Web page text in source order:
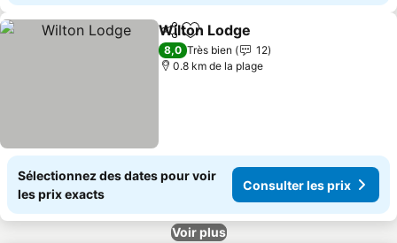
PartagerAjouter à mes favoris
Wilton Lodge
8,0 Très bien
12
0.8 km de la plage
Sélectionnez des dates pour voir
les prix exacts
Consulter les prix
Voir plus